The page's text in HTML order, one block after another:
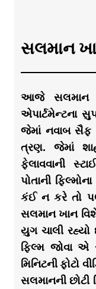
સલમાન
આજે સલમાન
એપાર્ટમેન્ટના
જેમાં નવાબ સૈફ
ત્રણ. જેમાં
ફેલાવવાની
પોતાની
કંઈ ન કરે તો
સલમાન ખાન
યુગ ચાલી
ફિલ્મ જોવા
મિનિટની ફોટો
સલમાનની છોટી